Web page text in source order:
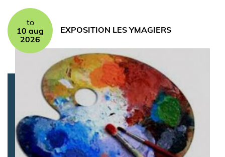
to
10 aug
2026
EXPOSITION LES YMAGIERS